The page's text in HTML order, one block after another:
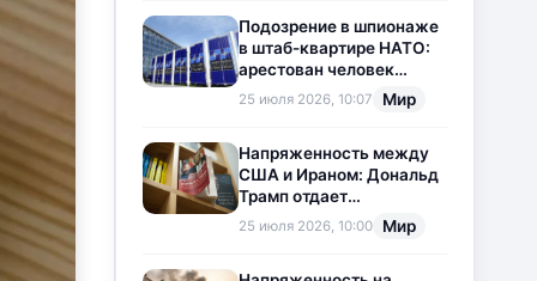
Подозрение в шпионаже
в штаб-квартире НАТО:
арестован человек
китайского
происхождения
25 июля 2026, 10:07 Мир
Напряженность между
США и Ираном: Дональд
Трамп отдает
предпочтение
дипломатии
25 июля 2026, 10:00 Мир